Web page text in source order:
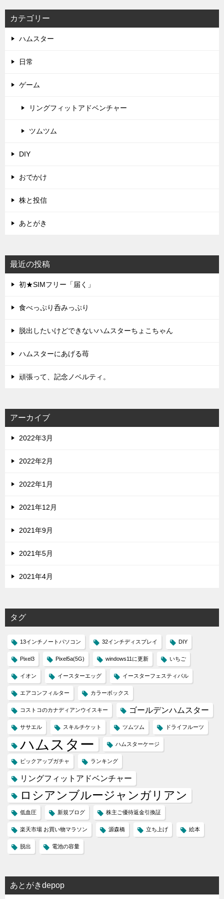
カテゴリー
ハムスター
日常
ゲーム
リングフィットアドベンチャー
ツムツム
DIY
おでかけ
株と投信
あとがき
最近の投稿
初★SIMフリー「届く」
食べっぷり呑みっぷり
脱出したいけどできないハムスターちょこちゃん
ハムスターにあげる苺
頑張って、記念ノベルティ。
アーカイブ
2022年3月
2022年2月
2022年1月
2021年12月
2021年9月
2021年5月
2021年4月
タグ
13インチノートパソコン 32インチディスプレイ DIY
Pixel3 Pixel5a(5G) windows11に更新 いちご
イオン イースターエッグ イースターフェスティバル
エアコンフィルター カラーボックス
コストコのカナディアンウイスキー ゴールデンハムスター
ササエル スキルチケット ツムツム ドライフルーツ
ハムスター ハムスターケージ
ピックアップガチャ ランキング
リングフィットアドベンチャー
ロシアンブルージャンガリアン
低血圧 新規ブログ 株主ご優待返金引換証
楽天市場 お買い物マラソン 源森橋 立ち上げ 絵本
脱出 電池の容量
あとがきdepop